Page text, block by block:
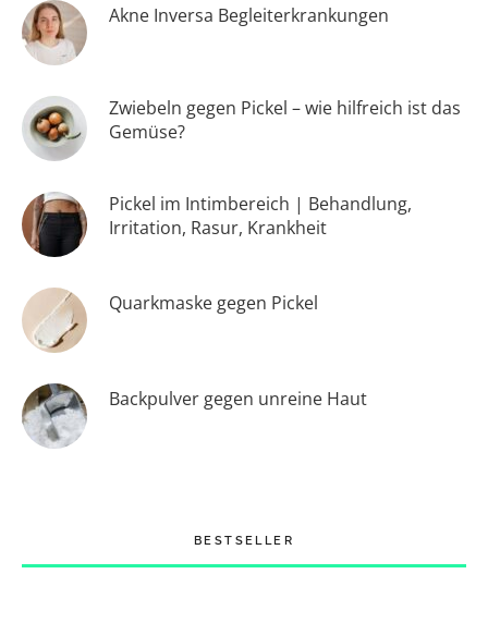
Akne Inversa Begleiterkrankungen
Zwiebeln gegen Pickel – wie hilfreich ist das
Gemüse?
Pickel im Intimbereich | Behandlung,
Irritation, Rasur, Krankheit
Quarkmaske gegen Pickel
Backpulver gegen unreine Haut
BESTSELLER